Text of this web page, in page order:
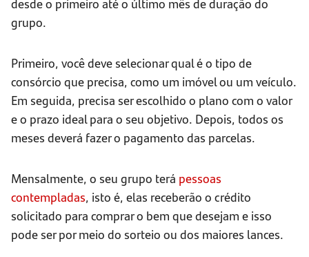
grupo.
Primeiro, você deve selecionar qual é o tipo de
consórcio que precisa, como um imóvel ou um veículo.
Em seguida, precisa ser escolhido o plano com o valor
e o prazo ideal para o seu objetivo. Depois, todos os
meses deverá fazer o pagamento das parcelas.
Mensalmente, o seu grupo terá pessoas
contempladas, isto é, elas receberão o crédito
solicitado para comprar o bem que desejam e isso
pode ser por meio do sorteio ou dos maiores lances.